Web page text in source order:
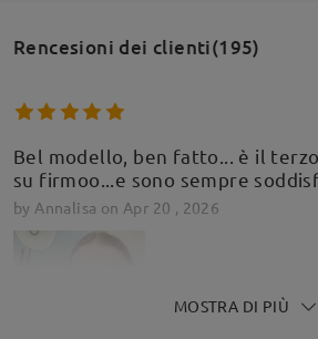
Rencesioni dei clienti(195)
Bel modello, ben fatto... è il
su firmoo...e sono sempre
by Annalisa on Apr 20 , 2026
MOSTRA DI PIÙ